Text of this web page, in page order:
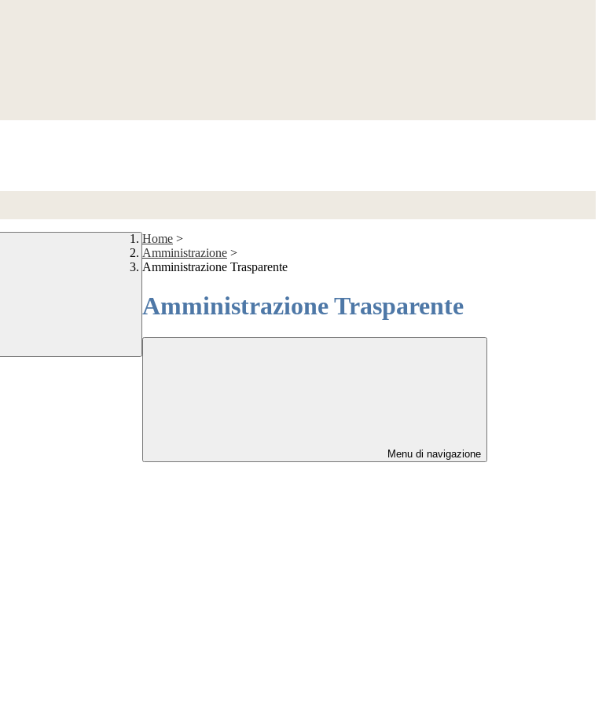
Home >
Amministrazione >
Amministrazione Trasparente
Amministrazione Trasparente
Menu di navigazione